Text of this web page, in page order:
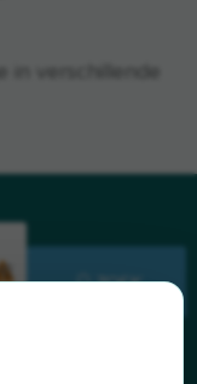
in verschillende
ZOEK